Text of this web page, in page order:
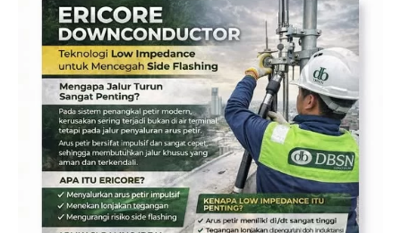
Loncatan
Sering
Terabaikan